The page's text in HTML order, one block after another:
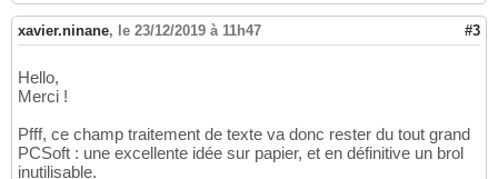
xavier.ninane, le 23/12/2019 à 11h47 #3
Hello,
Merci !
Pfff, ce champ traitement de texte va donc rester du tout grand
PCSoft : une excellente idée sur papier, et en définitive un brol
inutilisable.